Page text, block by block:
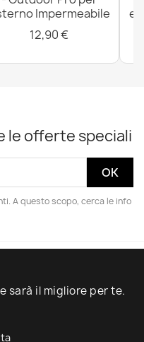
Impermeabile
12,90 €
le offerte speciali
A questo scopo, cerca le info
sarà il migliore per te.